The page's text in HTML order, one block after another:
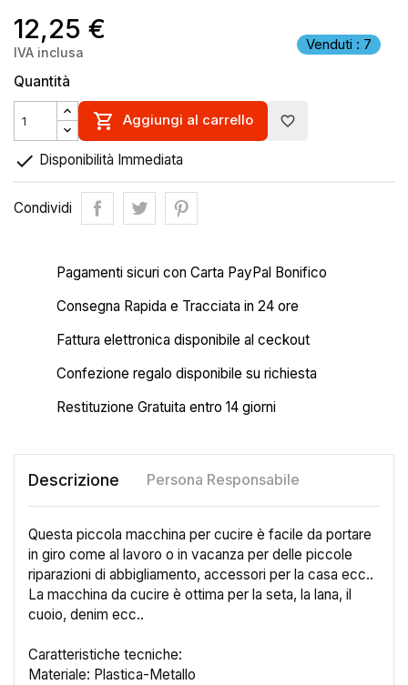
12,25 € Venduti : 7
IVA inclusa
Quantità
 Aggiungi al carrello favorite_border
 Disponibilità Immediata
Condividi
Pagamenti sicuri con Carta PayPal Bonifico
Consegna Rapida e Tracciata in 24 ore
Fattura elettronica disponibile al ceckout
Confezione regalo disponibile su richiesta
Restituzione Gratuita entro 14 giorni
Descrizione Persona Responsabile
Questa piccola macchina per cucire è facile da portare
in giro come al lavoro o in vacanza per delle piccole
riparazioni di abbigliamento, accessori per la casa ecc..
La macchina da cucire è ottima per la seta, la lana, il
cuoio, denim ecc..
Caratteristiche tecniche:
Materiale: Plastica-Metallo